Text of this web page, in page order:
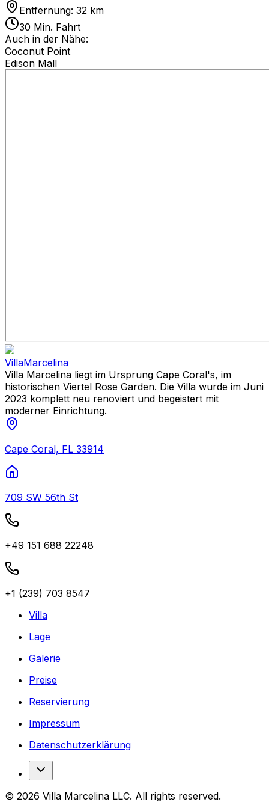
Entfernung: 32 km
30 Min. Fahrt
Auch in der Nähe:
Coconut Point
Edison Mall
VillaMarcelina
Villa Marcelina liegt im Ursprung Cape Coral's, im
historischen Viertel Rose Garden. Die Villa wurde im Juni
2023 komplett neu renoviert und begeistert mit
moderner Einrichtung.
Cape Coral, FL 33914
709 SW 56th St
+49 151 688 22248
+1 (239) 703 8547
Villa
Lage
Galerie
Preise
Reservierung
Impressum
Datenschutzerklärung
© 2026 Villa Marcelina LLC. All rights reserved.